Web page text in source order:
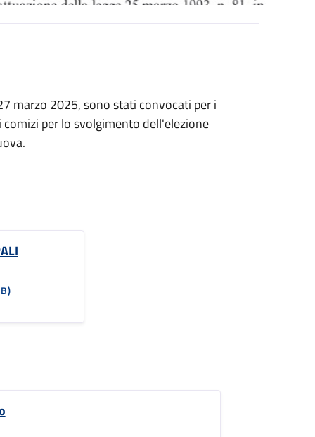
marzo 2025, sono stati convocati per i
per lo svolgimento dell'elezione